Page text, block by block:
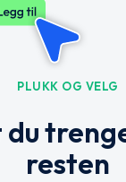
PLUKK OG VELG
du
resten